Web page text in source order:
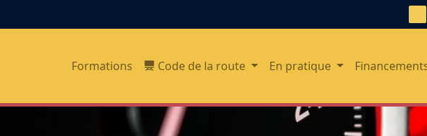
Formations Code de la route En pratique